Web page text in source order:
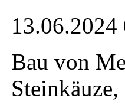
13.06.2024
Bau von